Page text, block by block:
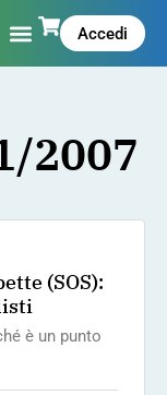
Accedi
2007
(SOS):
è un punto